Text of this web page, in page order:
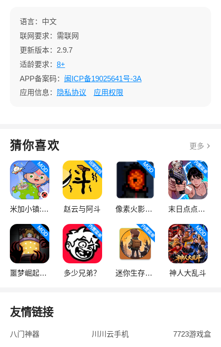
语言：中文
联网要求：需联网
更新版本：2.9.7
适龄要求： 8+
APP备案码： 闽ICP备19025641号-3A
应用信息：
隐私协议 应用权限
猜你喜欢 更多
米加小镇:世界 赵云与阿斗 像素火影次世代 末日点点（辅助菜单）
噩梦崛起：生存 多少兄弟？ 迷你生存僵尸大战魔改版 神人大乱斗
友情链接
八门神器 川川云手机 7723游戏盒